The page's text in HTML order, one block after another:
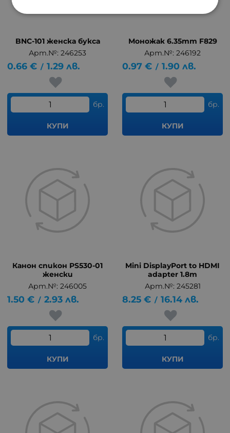
BNC-101 женска букса
Арт.№: 246253
0.66 € / 1.29 лв.
бр.
КУПИ
Моножак 6.35mm F829
Арт.№: 246192
0.97 € / 1.90 лв.
бр.
КУПИ
Канон спикон PS530-01
женски
Арт.№: 246005
1.50 € / 2.93 лв.
бр.
КУПИ
Mini DisplayPort to HDMI
adapter 1.8m
Арт.№: 245281
8.25 € / 16.14 лв.
бр.
КУПИ